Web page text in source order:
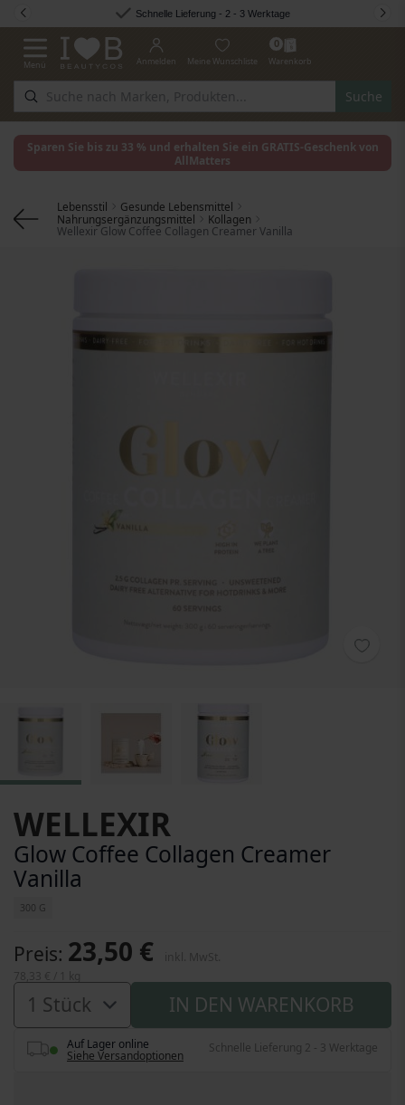
Zum Inhalt springen Schnelle Lieferung - 2 - 3 Werktage
Navigation umschalten
Menü
Suche
Anmelden Meine Wunschliste
0
Warenkorb
Sparen Sie bis zu 33 % und erhalten Sie ein GRATIS-Geschenk von
AllMatters
Lebensstil
Gesunde Lebensmittel
Nahrungsergänzungsmittel
Kollagen
Wellexir Glow Coffee Collagen Creamer Vanilla
WELLEXIR
Glow Coffee Collagen Creamer
Vanilla
300 G
Preis 23,50 €
IN DEN WARENKORB
Auf Lager online
Siehe Versandoptionen
Schnelle Lieferung 2 - 3 Werktage